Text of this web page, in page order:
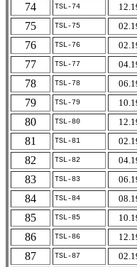
74
TSL-74
75
TSL-75
76
TSL-76
77
TSL-77
78
TSL-78
79
TSL-79
80
TSL-80
81
TSL-81
82
TSL-82
83
TSL-83
84
TSL-84
85
TSL-85
86
TSL-86
87
TSL-87